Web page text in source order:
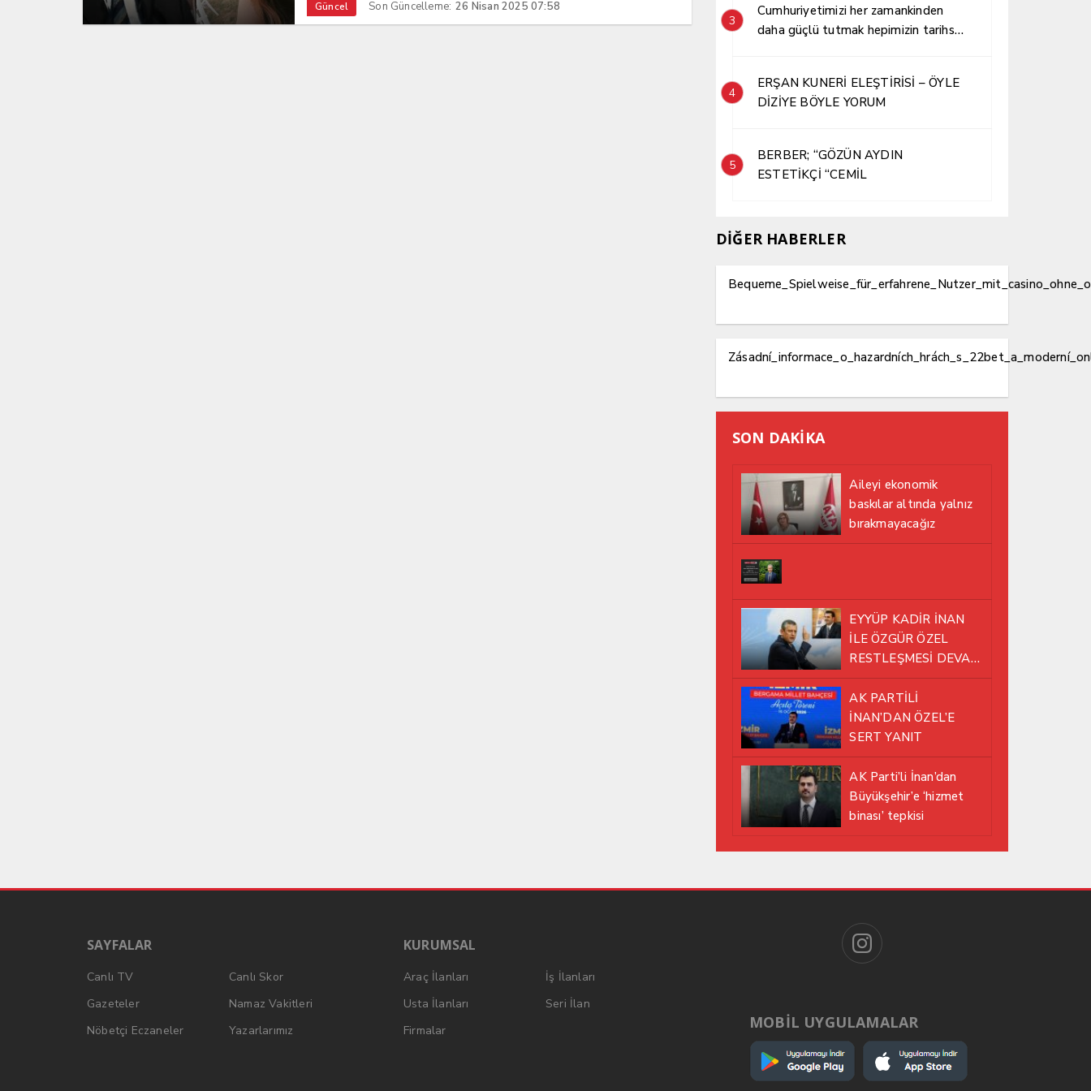
Güncel Son Güncelleme: 26 Nisan 2025 07:58
3
Cumhuriyetimizi her zamankinden
daha güçlü tutmak hepimizin tarihsel
4
ERŞAN KUNERİ ELEŞTİRİSİ – ÖYLE
DİZİYE BÖYLE YORUM
5
BERBER; “GÖZÜN AYDIN
ESTETİKÇİ “CEMİL
DİĞER HABERLER
SON DAKİKA
Aileyi ekonomik
baskılar altında yalnız
bırakmayacağız
EYYÜP KADİR İNAN
İLE ÖZGÜR ÖZEL
RESTLEŞMESİ DEVAM
EDİYOR
AK PARTİLİ
İNAN’DAN ÖZEL’E
SERT YANIT
AK Parti’li İnan’dan
Büyükşehir’e ‘hizmet
binası’ tepkisi
SAYFALAR
Canlı TV
Canlı Skor
Gazeteler
Namaz Vakitleri
Nöbetçi Eczaneler
Yazarlarımız
KURUMSAL
Araç İlanları
İş İlanları
Usta İlanları
Seri İlan
Firmalar
MOBİL UYGULAMALAR